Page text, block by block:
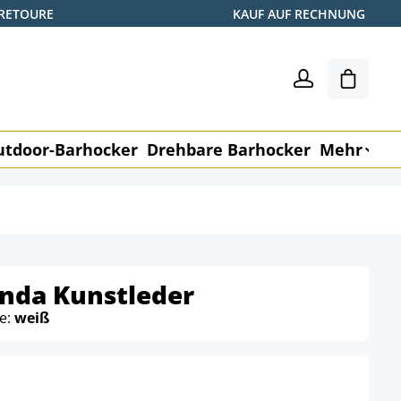
KAUF AUF RECHNUNG
Barhocker Drehbare Barhocker Mehr
Kunstleder
weiß